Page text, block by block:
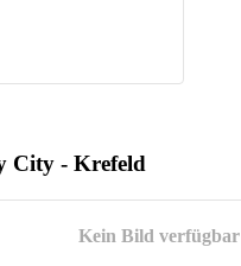
City - Krefeld
Kein Bild verfügbar